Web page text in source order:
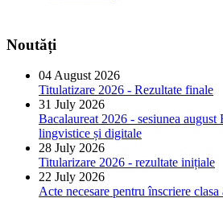
Noutăți
04 August 2026
Titulatizare 2026 - Rezultate finale
31 July 2026
Bacalaureat 2026 - sesiunea august
lingvistice și digitale
28 July 2026
Titularizare 2026 - rezultate inițiale
22 July 2026
Acte necesare pentru înscriere